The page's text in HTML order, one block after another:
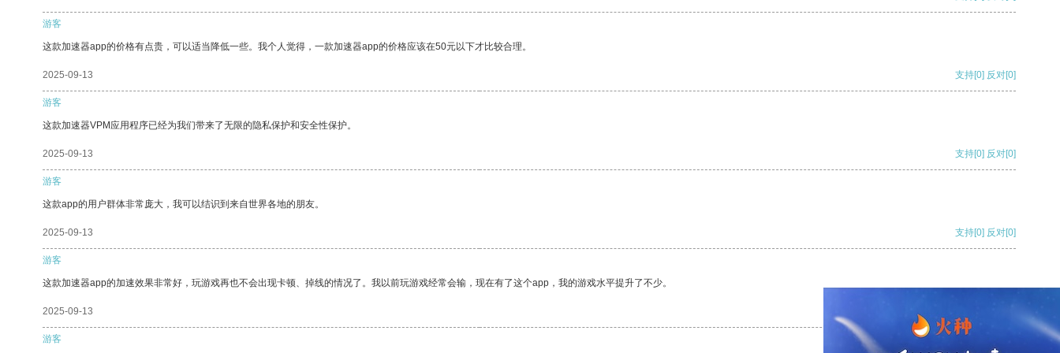
游客
这款加速器app的价格有点贵，可以适当降低一些。我个人觉得，一款加速器app的价格应该在50元以下才比较合理。
2025-09-13 支持[0] 反对[0]
游客
这款加速器VPM应用程序已经为我们带来了无限的隐私保护和安全性保护。
2025-09-13 支持[0] 反对[0]
游客
这款app的用户群体非常庞大，我可以结识到来自世界各地的朋友。
2025-09-13 支持[0] 反对[0]
游客
这款加速器app的加速效果非常好，玩游戏再也不会出现卡顿、掉线的情况了。我以前玩游戏经常会输，现在有了这个app，我的游戏水平提升了不少。
2025-09-13
游客